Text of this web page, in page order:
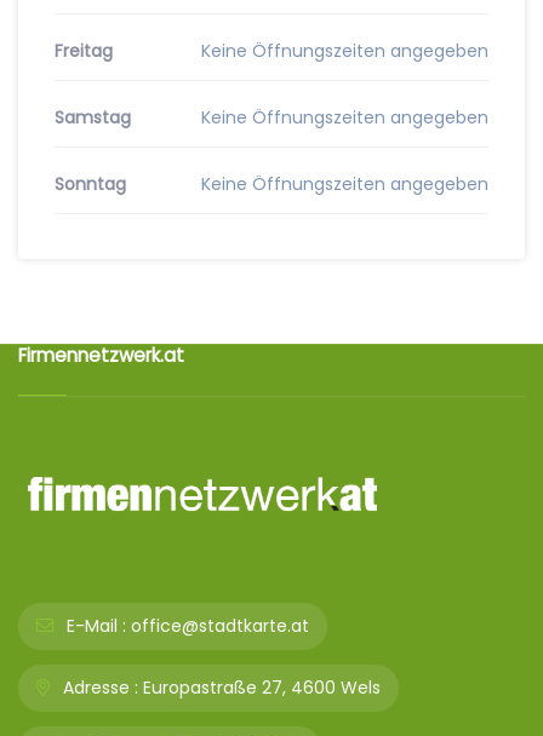
Freitag Keine Öffnungszeiten angegeben
Samstag Keine Öffnungszeiten angegeben
Sonntag Keine Öffnungszeiten angegeben
Firmennetzwerk.at
E-Mail : office@stadtkarte.at
Adresse : Europastraße 27, 4600 Wels